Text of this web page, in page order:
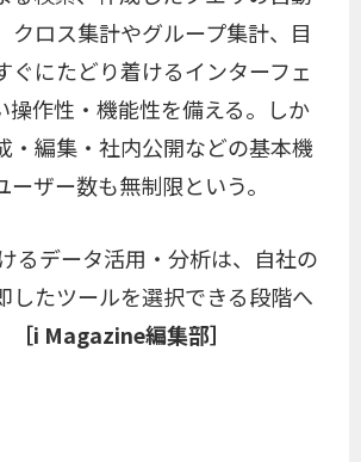
クロス集計やグループ集計、目
ぐにたどり着けるインターフェ
操作性・機能性を備える。しか
・編集・社内公開などの基本機
ザー数も無制限という。
るデータ活用・分析は、自社の
したツールを選択できる段階へ
［i Magazine編集部］